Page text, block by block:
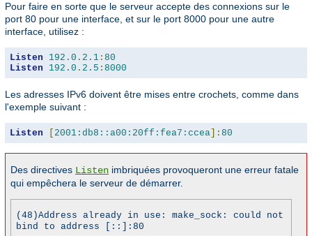
Pour faire en sorte que le serveur accepte des connexions sur le
port 80 pour une interface, et sur le port 8000 pour une autre
interface, utilisez :
Listen 192.0 . 2.1 : 80
Listen
192.0 . 2.5 : 8000
Les adresses IPv6 doivent être mises entre crochets, comme dans
l'exemple suivant :
Listen 2001:db8::a00:20ff:fea7:ccea ]: 80
Des directives Listen imbriquées provoqueront une erreur fatale
qui empêchera le serveur de démarrer.
(48)Address already in use: make_sock: could not
bind to address [::]:80